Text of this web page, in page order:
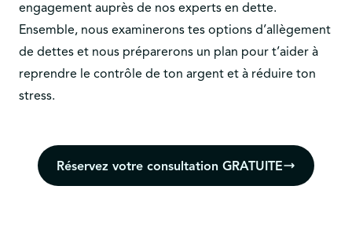
engagement auprès de nos experts en dette.
Ensemble, nous examinerons tes options d’allègement
de dettes et nous préparerons un plan pour t’aider à
reprendre le contrôle de ton argent et à réduire ton
stress.
Réservez votre consultation GRATUITE